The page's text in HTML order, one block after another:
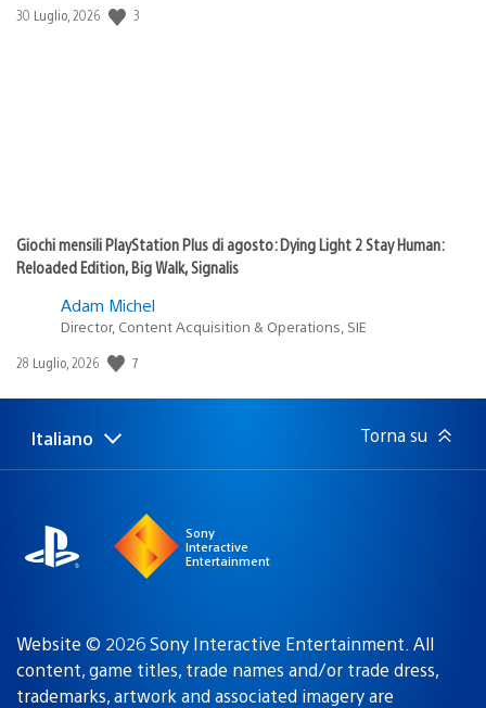
Data
30 Luglio, 2026 3
Giochi mensili PlayStation Plus di agosto: Dying Light 2 Stay Human:
Reloaded Edition, Big Walk, Signalis
Adam Michel
Director, Content Acquisition & Operations, SIE
Data
pubblicazione:
28 Luglio, 2026 7
Seleziona
una
Regione
attuale:
Italiano Torna su
Sony
Interactive
Entertainment
Website © 2026 Sony Interactive Entertainment. All
content, game titles, trade names and/or trade dress,
trademarks, artwork and associated imagery are